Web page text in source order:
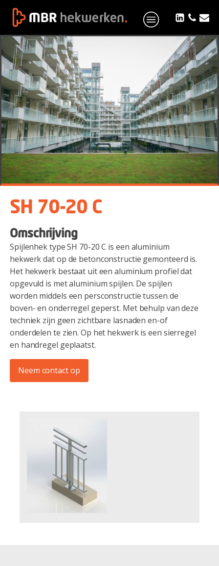
SH 70-20 C
Omschrijving
Spijlenhek type SH 70-20 C is een aluminium
hekwerk dat op de betonconstructie gemonteerd is.
Het hekwerk bestaat uit een aluminium profiel dat
opgevuld is met aluminium spijlen. De spijlen
worden middels een persconstructie tussen de
boven- en onderregel geperst. Met behulp van deze
techniek zijn geen zichtbare lasnaden en-of
onderdelen te zien. Op het hekwerk is een sierregel
en handregel geplaatst.
Neem contact op